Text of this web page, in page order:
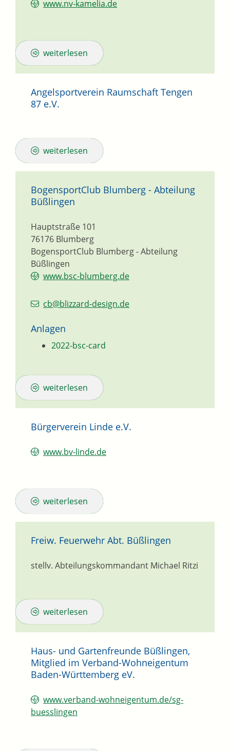
www.nv-kamelia.de
weiterlesen
Angelsportverein Raumschaft Tengen
87 e.V.
weiterlesen
BogensportClub Blumberg - Abteilung
Büßlingen
BogensportClub Blumberg - Abteilung
Büßlingen
Hauptstraße 101
76176 Blumberg
www.bsc-blumberg.de
cb@blizzard-design.de
Anlagen
2022-bsc-card
weiterlesen
Bürgerverein Linde e.V.
www.bv-linde.de
weiterlesen
Freiw. Feuerwehr Abt. Büßlingen
stellv. Abteilungskommandant Michael Ritzi
weiterlesen
Haus- und Gartenfreunde Büßlingen,
Mitglied im Verband-Wohneigentum
Baden-Württemberg eV.
www.verband-wohneigentum.de/sg-
buesslingen